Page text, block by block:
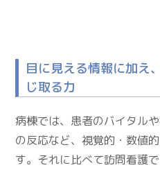
目に見える情報に加え
じ取る力
病棟では、患者のバイタル
の反応など、視覚的・数値
す。それに比べて訪問看護